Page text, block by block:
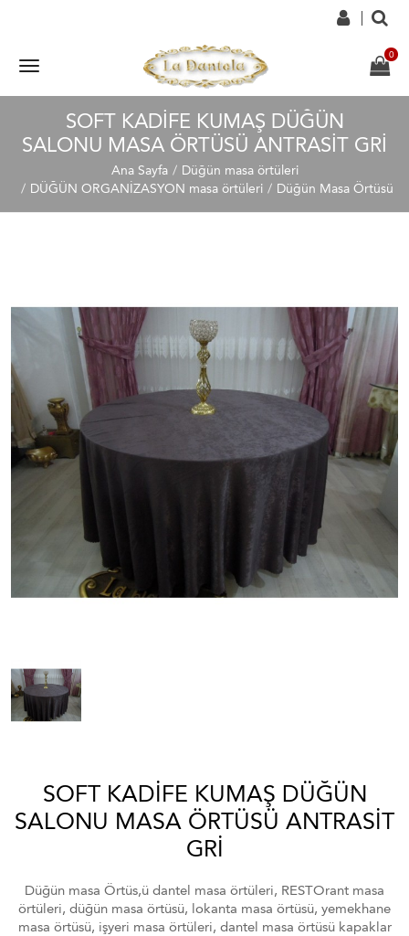
SOFT KADIFE KUMAŞ DÜĞÜN
SALONU MASA ÖRTÜSÜ ANTRASIT GRI
Ana Sayfa
Düğün masa örtüleri
DÜĞÜN ORGANİZASYON masa örtüleri
Düğün Masa Örtüsü
SOFT KADIFE KUMAŞ DÜĞÜN
SALONU MASA ÖRTÜSÜ ANTRASIT
GRI
Düğün masa Örtüs,ü dantel masa örtüleri, RESTOrant masa
örtüleri, düğün masa örtüsü, lokanta masa örtüsü, yemekhane
masa örtüsü, işyeri masa örtüleri, dantel masa örtüsü kapaklar